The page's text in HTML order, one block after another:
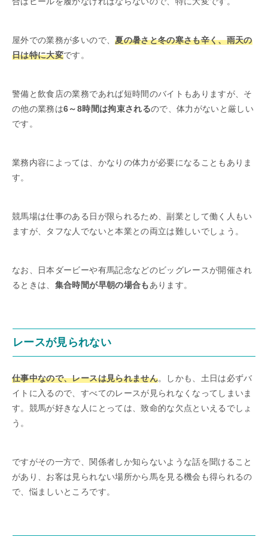
屋外での業務が多いので、夏の暑さと冬の寒さも辛く、雨天の
日は特に大変です。
警備と飲食店の業務であれば短時間のバイトもありますが、そ
の他の業務は6～8時間は拘束されるので、体力がないと厳しい
です。
業務内容によっては、かなりの体力が必要になることもありま
す。
競馬場は仕事のある日が限られるため、副業として働く人もい
ますが、タフな人でないと本業との両立は難しいでしょう。
なお、日本ダービーや有馬記念などのビッグレースが開催され
るときは、 集合時間が早朝の場合もあります。
レースが見られない
仕事中なので、レースは見られません。しかも、土日は必ずバ
イトに入るので、すべてのレースが見られなくなってしまいま
す。競馬が好きな人にとっては、致命的な欠点といえるでしょ
う。
ですがその一方で、関係者しか知らないような話を聞けること
があり、お客は見られない場所から馬を見る機会も得られるの
で、悩ましいところです。